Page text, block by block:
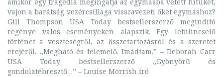
vajon a barátság vezércsillaga visszavezeti őket egymáshoz?
Gill Thompson USA Today bestsellerszerző megindító
regénye valós eseményeken alapszik. Egy lebilincselő
történet a veszteségről, az összetartozásról és a szeretet
erejéről. „Megható és felemelő. Imádtam.” – Deborah Carr
USA Today bestsellerszerző „Gyönyörű és
gondolatébresztő…” – Louise Morrish író